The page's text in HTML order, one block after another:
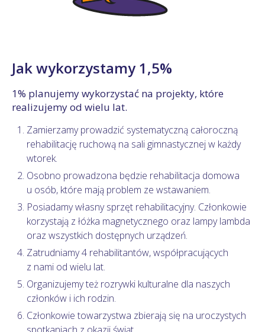
Jak wykorzystamy 1,5%
1% planujemy wykorzystać na projekty, które
realizujemy od wielu lat.
Zamierzamy prowadzić systematyczną całoroczną
rehabilitację ruchową na sali gimnastycznej w każdy
wtorek.
Osobno prowadzona będzie rehabilitacja domowa
u osób, które mają problem ze wstawaniem.
Posiadamy własny sprzęt rehabilitacyjny. Członkowie
korzystają z łóżka magnetycznego oraz lampy lambda
oraz wszystkich dostępnych urządzeń.
Zatrudniamy 4 rehabilitantów, współpracujących
z nami od wielu lat.
Organizujemy też rozrywki kulturalne dla naszych
członków i ich rodzin.
Członkowie towarzystwa zbierają się na uroczystych